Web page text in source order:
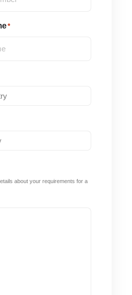
*
about your requirements for a